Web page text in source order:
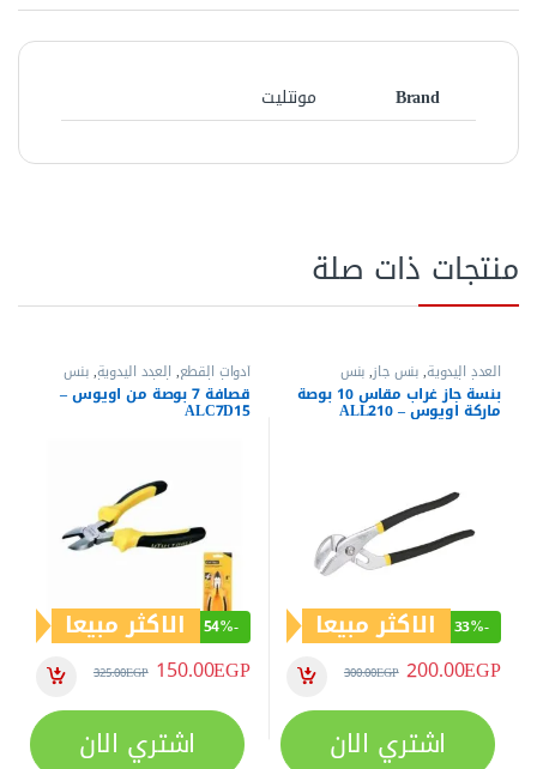
Brand مونتليت
منتجات ذات صلة
العدد اليدوية,بنس جاز,بنس
وقصافات بنسة جاز غراب مقاس 10 بوصة
ماركة اويوس – ALL210
-
33% الاكثر مبيعا
200.00EGP
300.00EGP
اشتري الان
أدوات القطع, العدد اليدوية,بنس
وقصافات, قصافات قصافات
قصافة 7 بوصة من اويوس –
ALC7D15
-
54% الاكثر مبيعا
150.00EGP
325.00EGP
اشتري الان